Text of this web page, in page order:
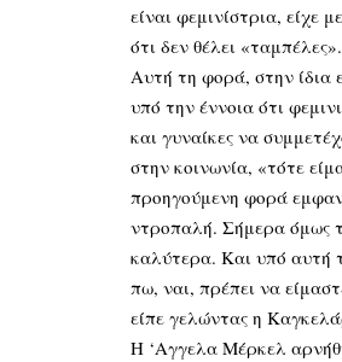
είναι φεμινίστρια, είχε
ότι δεν θέλει «ταμπέλες».
Αυτή τη φορά, στην ίδια
υπό την έννοια ότι
και γυναίκες να
στην κοινωνία, «τότε
προηγούμενη φορά
ντροπαλή. Σήμερα όμως
καλύτερα. Και υπό αυτή
πω, ναι, πρέπει να
είπε γελώντας η
Η ‘Αγγελα Μέρκελ